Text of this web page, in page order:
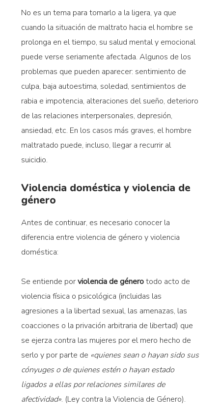
No es un tema para tomarlo a la ligera, ya que
cuando la situación de maltrato hacia el hombre se
prolonga en el tiempo, su salud mental y emocional
puede verse seriamente afectada. Algunos de los
problemas que pueden aparecer: sentimiento de
culpa, baja autoestima, soledad, sentimientos de
rabia e impotencia, alteraciones del sueño, deterioro
de las relaciones interpersonales, depresión,
ansiedad, etc. En los casos más graves, el hombre
maltratado puede, incluso, llegar a recurrir al
suicidio.
Violencia doméstica y violencia de
género
Antes de continuar, es necesario conocer la
diferencia entre violencia de género y violencia
doméstica:
Se entiende porviolencia de génerotodo acto de
violencia física o psicológica (incluidas las
agresiones a la libertad sexual, las amenazas, las
coacciones o la privación arbitraria de libertad) que
se ejerza contra las mujeres por el mero hecho de
serlo y por parte de «quienes sean o hayan sido sus
cónyuges o de quienes estén o hayan estado
ligados a ellas por relaciones similares de
afectividad». (Ley contra la Violencia de Género).